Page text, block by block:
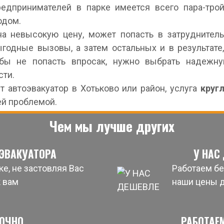
в парке имеется всего пара-
невысокую цену, может попасть в
вызовы, а затем остальных и в
не попасть впросак, нужно выбрать
в Хотьково или район, услуга
проблемой.
Чем мы лучше других
не застовляя Вас
вам
У НАС
Работаем
наши цены